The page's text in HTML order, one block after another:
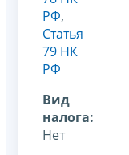
РФ,
Статья
79 НК
РФ
Вид
налога:
Нет